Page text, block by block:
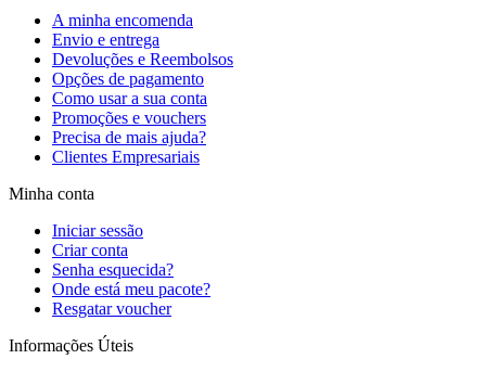
A minha encomenda
Envio e entrega
Devoluções e Reembolsos
Opções de pagamento
Como usar a sua conta
Promoções e vouchers
Precisa de mais ajuda?
Clientes Empresariais
Minha conta
Iniciar sessão
Criar conta
Senha esquecida?
Onde está meu pacote?
Resgatar voucher
Informações Úteis